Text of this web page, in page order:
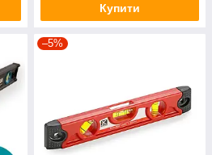
Купити
–5%